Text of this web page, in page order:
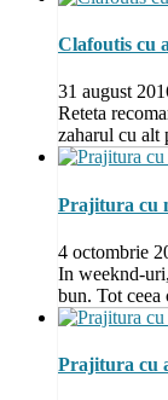
Clafoutis cu
31 august
Reteta
zaharul cu alt
Prajitura cu
4 octombrie
In weeknd-
bun. Tot ceea
Prajitura cu